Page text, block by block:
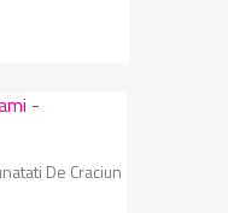
De Craciun